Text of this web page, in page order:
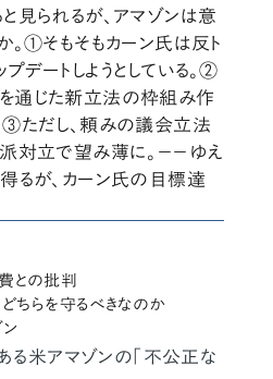
見られるが、アマゾンは意
。①そもそもカーン氏は反ト
デートしようとしている。②
通じた新立法の枠組み作
③ただし、頼みの議会立法
対立で望み薄に。－－ゆえ
るが、カーン氏の目標達
との批判
どちらを守るべきなのか
米アマゾンの「不公正な